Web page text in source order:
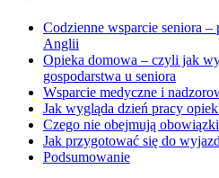
Codzienne wsparcie seniora
Anglii
Opieka domowa – czyli jak
gospodarstwa u seniora
Wsparcie medyczne i
Jak wygląda dzień pracy
Czego nie obejmują
Jak przygotować się do
Podsumowanie